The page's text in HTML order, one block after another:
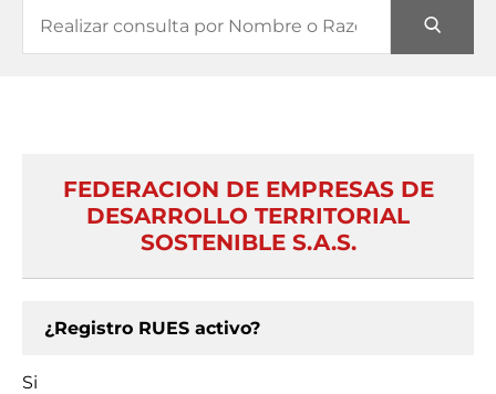
FEDERACION DE EMPRESAS DE
DESARROLLO TERRITORIAL
SOSTENIBLE S.A.S.
¿Registro RUES activo?
Si